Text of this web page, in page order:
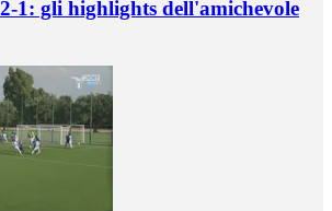
1: gli highlights dell'amichevole